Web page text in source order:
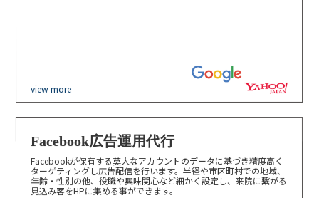
view more
Facebook広告運用代行
Facebookが保有する莫大なアカウントのデータに基づき精度高く
ターゲティングし広告配信を行います。半径や市区町村での地域、
年齢・性別の他、役職や興味関心など細かく設定し、来院に繋がる
見込み客をHPに集める事ができます。